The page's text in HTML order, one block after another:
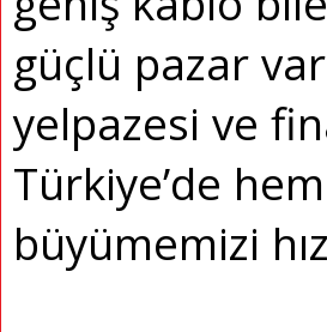
güçlü pazar
yelpazesi ve
Türkiye’de
büyümemizi